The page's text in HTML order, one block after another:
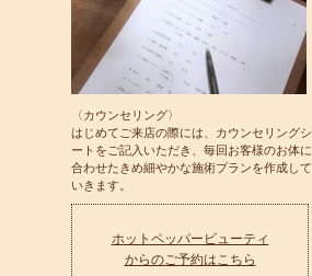
〈カウンセリング〉
はじめてご来店の際には、カウンセリングシ
ートをご記入いただき、毎回お客様のお体に
合わせたきめ細やかな施術プランを作成して
いきます。
ホットペッパービューティ
からのご予約はこちら